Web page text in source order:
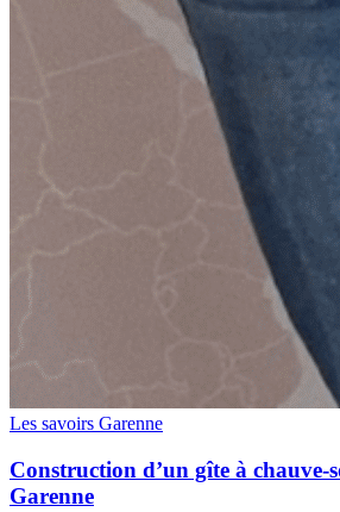
Les savoirs Garenne
Construction d’un gîte à chauve-
Garenne